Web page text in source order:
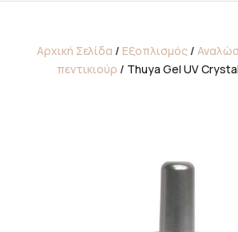
Αρχική Σελίδα / Εξοπλισμός /
πεντικιούρ / Thuya Gel UV